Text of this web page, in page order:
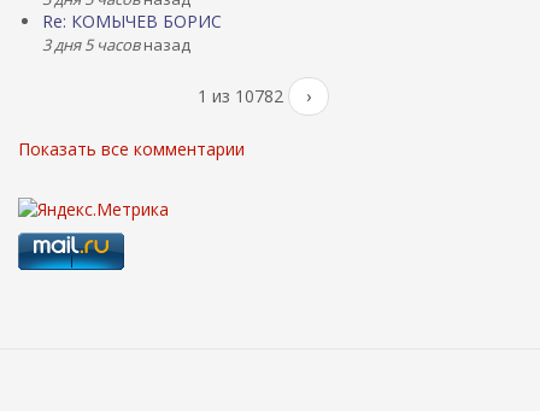
Re: КОМЫЧЕВ БОРИС
3 дня 5 часовназад
1 из 10782 ›
Показать все комментарии